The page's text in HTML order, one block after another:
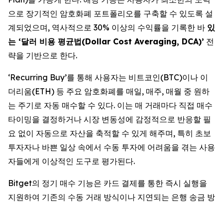
으로 장기적인 암호화폐 포트폴리오를 구축할 수 있도록 설
계되었으며, 역사적으로 30% 이상의 수익률을 기록한 바 있
는 ‘달러 비용 평균법(Dollar Cost Averaging, DCA)’ 전
략을 기반으로 한다.
‘Recurring Buy’를 통해 사용자는 비트코인(BTC)이나 이
더리움(ETH) 등 주요 암호화폐를 매일, 매주, 매월 중 원하
는 주기로 자동 매수할 수 있다. 이는 매 거래마다 직접 매수
타이밍을 결정하거나 시장 변동성에 감정적으로 반응할 필
요 없이 자동으로 자산을 축적할 수 있게 해주며, 특히 초보
투자자나 바쁜 일상 속에서 수동 투자에 어려움을 겪는 사용
자들에게 이상적인 도구로 평가된다.
Bitget의 정기 매수 기능은 카드 결제를 통한 즉시 실행을
지원하여 기존의 수동 거래 방식이나 지연되는 은행 송금 방